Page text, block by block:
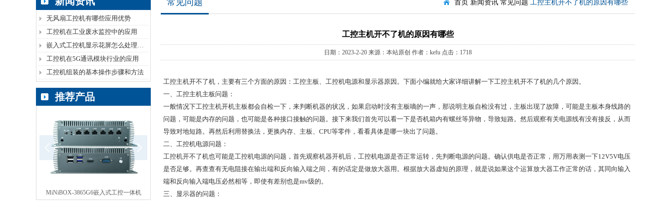
无风扇工控机有哪些应用优势
工控机在工业废水监控中的应用
嵌入式工控机显示花屏怎么处理呢？
工控机在5G通讯模块行业的应用
工控机组装的基本操作步骤和方法
推荐产品
3865G6嵌入式工控一体机 ebox无风扇工控机 BOX-HM86无风扇工业计算机
常见问题 首页 新闻资讯 常见问题 工控主机开不了机的原因有哪些
工控主机开不了机的原因有哪些
日期：2023-2-20 来源：本站原创 作者：kefu 点击：1718
工控主机开不了机，主要有三个方面的原因：工控主板、工控机电源和显示器原因。下面小编就给大家详细讲解一下工控主机开不了机的几个原因。
一、工控主机主板问题：
一般情况下工控主机开机主板都会自检一下，来判断机器的状况，如果启动时没有主板嘀的一声，那说明主板自检没有过，主板出现了故障，可能是主板本身线路的
问题，可能是内存的问题，也可能是各种接口接触的问题。接下来我们首先可以看一下是否机箱内有螺丝等异物，导致短路。然后观察有关电源线有没有接反，从而
导致对地短路。再然后利用替换法，更换内存、主板、CPU等零件，看看具体是哪一块出了问题。
二、工控机电源问题：
工控机开不了机也可能是工控机电源的问题，首先观察机器开机后，工控机电源是否正常运转，先判断电源的问题。确认供电是否正常，用万用表测一下12V5V电压
是否足够。再查查有无电阻接在输出端和反向输入端之间，有的话定是做放大器用。根据放大器虚短的原理，就是说如果这个运算放大器工作正常的话，其同向输入
端和反向输入端电压必然相等，即使有差别也是mv级的。
三、显示器的问题：